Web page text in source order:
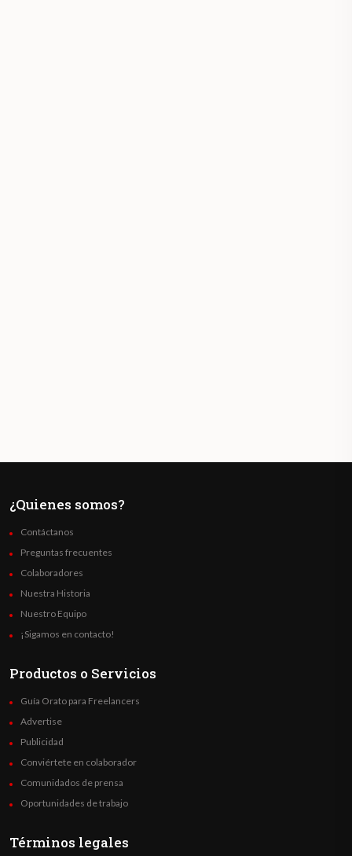
¿Quienes somos?
Contáctanos
Preguntas frecuentes
Colaboradores
Nuestra Historia
Nuestro Equipo
¡Sigamos en contacto!
Productos o Servicios
Guía Orato para Freelancers
Advertise
Publicidad
Conviértete en colaborador
Comunidados de prensa
Oportunidades de trabajo
Términos legales